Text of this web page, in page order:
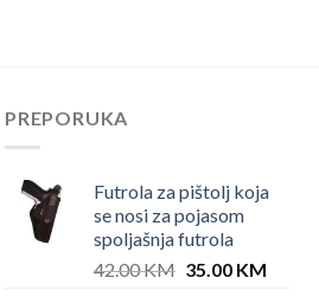
PREPORUKA
Futrola za pištolj koja
se nosi za pojasom
spoljašnja futrola
42.00KM Original
35.00 KMCurrent